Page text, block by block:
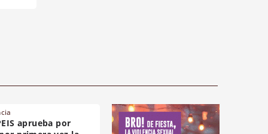
aprueba por